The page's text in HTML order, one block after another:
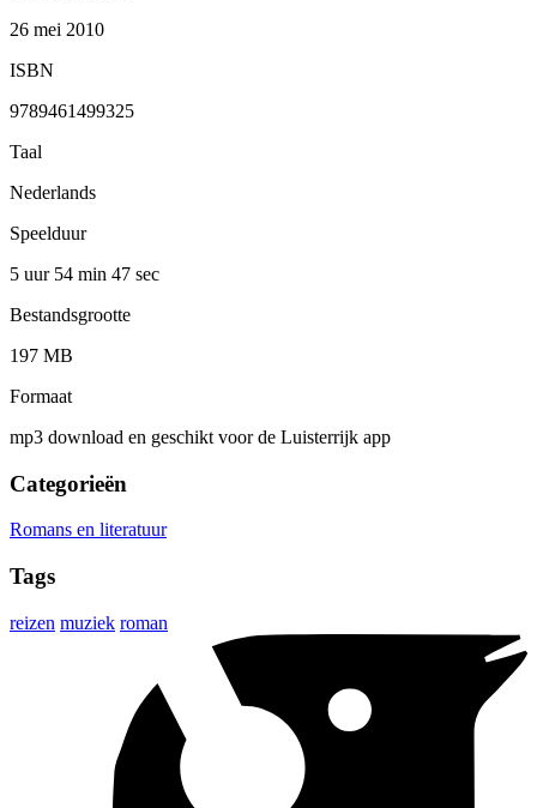
26 mei 2010
ISBN
9789461499325
Taal
Nederlands
Speelduur
5 uur 54 min 47 sec
Bestandsgrootte
197 MB
Formaat
mp3 download en geschikt voor de Luisterrijk app
Categorieën
Romans en literatuur
Tags
reizen muziek roman